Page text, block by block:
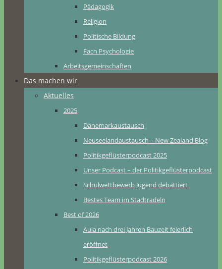
Pädagogik
Religion
Politische Bildung
Fach Psychologie
Arbeitsgemeinschaften
Das machen wir
Aktuelles
2025
Dänemarkaustausch
Neuseelandaustausch – New Zealand Blog
Politikgeflüsterpodcast 2025
Unser Podcast – der Politikgeflüsterpodcast
Schulwettbewerb Jugend debattiert
Bestes Team im Stadtradeln
Best of 2026
Aula nach drei Jahren Bauzeit feierlich
eröffnet
Politikgeflüsterpodcast 2026